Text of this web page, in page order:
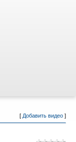
[ Добавить видео]